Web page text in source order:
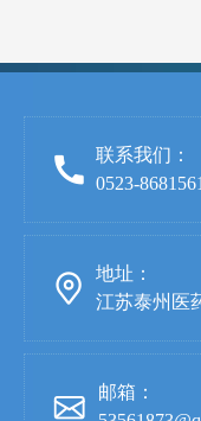
联系我们：
0523-
地址：
江苏泰州医
邮箱：